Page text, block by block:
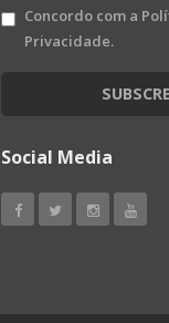
Concordo com a
Privacidade.
Social Media